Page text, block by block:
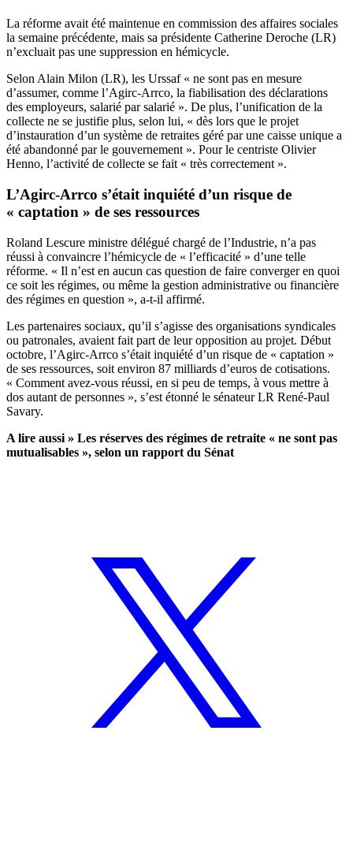
La réforme avait été maintenue en commission des affaires sociales
la semaine précédente, mais sa présidente Catherine Deroche (LR)
n’excluait pas une suppression en hémicycle.
Selon Alain Milon (LR), les Urssaf « ne sont pas en mesure
d’assumer, comme l’Agirc-Arrco, la fiabilisation des déclarations
des employeurs, salarié par salarié ». De plus, l’unification de la
collecte ne se justifie plus, selon lui, « dès lors que le projet
d’instauration d’un système de retraites géré par une caisse unique a
été abandonné par le gouvernement ». Pour le centriste Olivier
Henno, l’activité de collecte se fait « très correctement ».
L’Agirc-Arrco s’était inquiété d’un risque de
« captation » de ses ressources
Roland Lescure ministre délégué chargé de l’Industrie, n’a pas
réussi à convaincre l’hémicycle de « l’efficacité » d’une telle
réforme. « Il n’est en aucun cas question de faire converger en quoi
ce soit les régimes, ou même la gestion administrative ou financière
des régimes en question », a-t-il affirmé.
Les partenaires sociaux, qu’il s’agisse des organisations syndicales
ou patronales, avaient fait part de leur opposition au projet. Début
octobre, l’Agirc-Arrco s’était inquiété d’un risque de « captation »
de ses ressources, soit environ 87 milliards d’euros de cotisations.
« Comment avez-vous réussi, en si peu de temps, à vous mettre à
dos autant de personnes », s’est étonné le sénateur LR René-Paul
Savary.
A lire aussi » Les réserves des régimes de retraite « ne sont pas
mutualisables », selon un rapport du Sénat